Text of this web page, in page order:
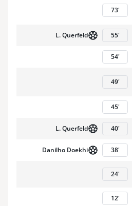
73'
L. Querfeld 55'
54'
49'
45'
L. Querfeld 40'
Danilho Doekhi 38'
24'
12'
9